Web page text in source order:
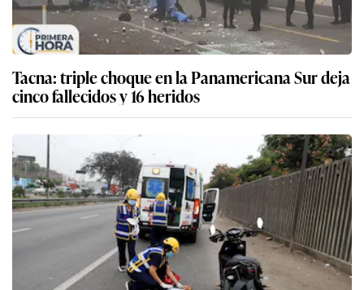
Tacna: triple choque en la Panamericana Sur deja
cinco fallecidos y 16 heridos